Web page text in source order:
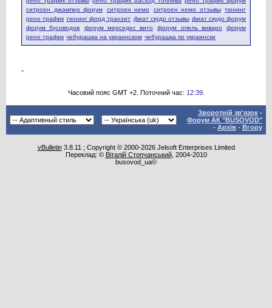
ситроен джампер форум
ситроен немо ситроен немо отзывы тюнинг
рено трафик тюнинг форд транзит фиат скудо отзывы фиат скудо форум
форум бусоводов
форум мерседес вито форум опель виваро
форум
рено трафик чебурашка на украинском чебурашка по украински
Часовий пояс GMT +2. Поточний час: 12:39.
Зворотній зв'язок -
Форум АК "BUSOVOD"
- Архів - Вгору
vBulletin3.8.11 ; Copyright © 2000-2026 Jelsoft Enterprises Limited
Переклад: © Віталій Стопчанський, 2004-2010
busovod_ua©